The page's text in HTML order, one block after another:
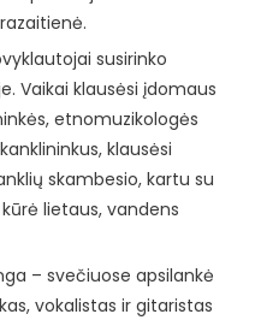
susirinko
Vaikai klausėsi įdomaus
etnomuzikologės
klausėsi
skambesio, kartu su
lietaus, vandens
– svečiuose apsilankė
vokalistas ir gitaristas